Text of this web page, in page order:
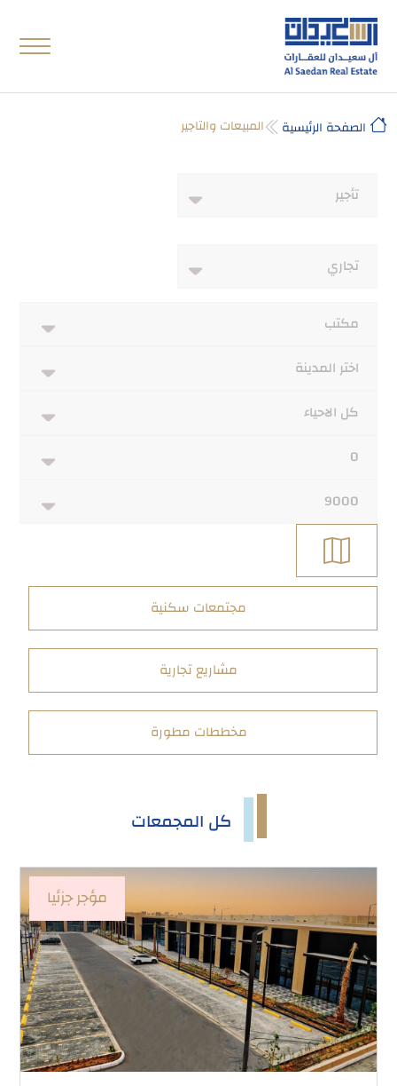
الصفحة الرئيسية المبيعات والتاجير
مجتمعات سكنية
مشاريع تجارية
مخططات مطورة
كل المجمعات
مؤجر جزئيا